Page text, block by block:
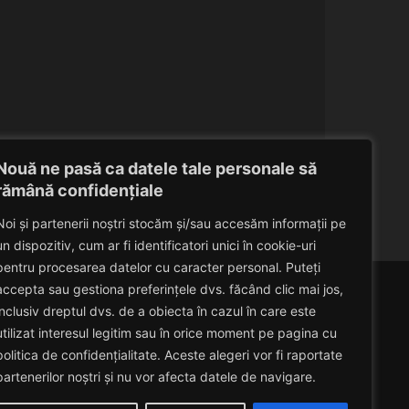
ne pasă ca datele tale personale să
confidențiale
și partenerii noștri stocăm și/sau accesăm informații pe
dispozitiv, cum ar fi identificatori unici în cookie-uri
procesarea datelor cu caracter personal. Puteți
sau gestiona preferințele dvs. făcând clic mai jos,
dreptul dvs. de a obiecta în cazul în care este
interesul legitim sau în orice moment pe pagina cu
de confidențialitate. Aceste alegeri vor fi raportate
noștri și nu vor afecta datele de navigare.